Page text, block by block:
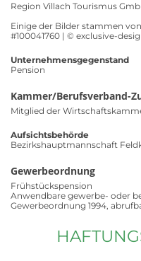
Region Villach Tourismus
Einige der Bilder stammen
#100041760 | © exclusive-
Unternehmensgegenstand
Pension
Kammer/Berufsverband-
Mitglied der
Aufsichtsbehörde
Bezirkshauptmannschaft
Gewerbeordnung
Frühstückspension
Anwendbare gewerbe- oder
Gewerbeordnung 1994,